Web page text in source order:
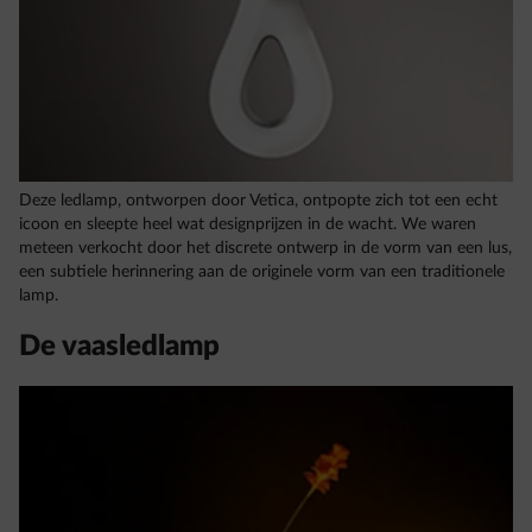
Deze ledlamp, ontworpen door Vetica, ontpopte zich tot een echt
icoon en sleepte heel wat designprijzen in de wacht. We waren
meteen verkocht door het discrete ontwerp in de vorm van een lus,
een subtiele herinnering aan de originele vorm van een traditionele
lamp.
De vaasledlamp